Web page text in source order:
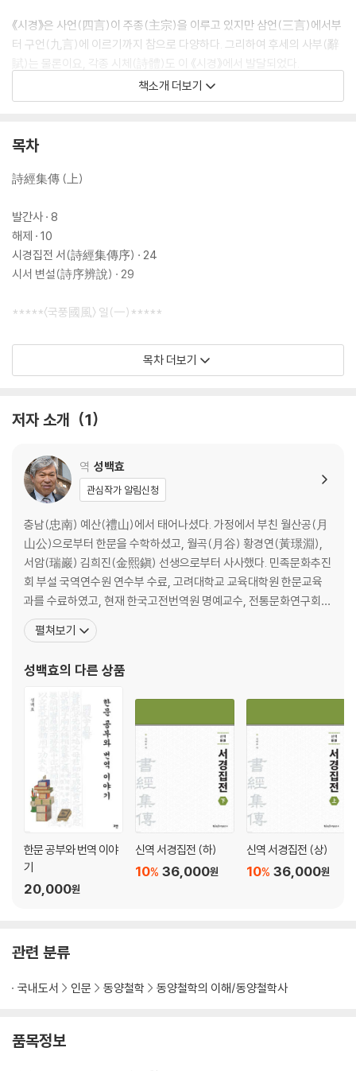
《시경》은 사언(四言)이 주종(主宗)을 이루고 있지만 삼언(三言)에서부
터 구언(九言)에 이르기까지 참으로 다양하다. 그리하여 후세의 사부(辭
賦)는 물론이요, 각종 시체(詩體)도 이 《시경》에서 발달되었다.
오늘날 우리가 《시경》을 공부함에 있어서는 굳이 주자설에만 집착할 필요
자의 《집전》에 입각(立脚)하여 경문(經文)을 완전히 파악한 다음 타당성
진다. 이렇게 함으로써 《시경》을 보다 쉽게 접근할 수 있으며, 또한 우리 선
책소개 더보기
목차
詩經集傳 (上)
발간사 · 8
해제 · 10
시경집전 서(詩經集傳序) · 24
시서 변설(詩序辨說) · 29
*****〈국풍國風〉 일(一)*****
〈주남(周南)〉 1-1[一之一]
3. 권이(卷耳) · 52
5. 종사(螽斯) · 57
6. 도요(桃夭) · 59
7. 토저(兎罝) · 62
8. 부이(芣苢) · 63
9. 한광(漢廣) · 65
10. 여분(汝墳) · 69
11. 린지지(麟之趾) · 72
〈소남(召南)〉 1-2[一之二]
2. 채번(采蘩) · 79
3. 초충(草蟲) · 81
4. 채빈(采蘋) · 83
7. 고양(羔羊) · 91
8. 은기뢰(殷其靁) · 93
9. 표유매(摽有梅) · 96
10. 소성(小星) · 97
11. 강유사(江有汜) · 100
12. 야유사균(野有死麕) · 102
13. 하피농의(何彼穠矣) · 104
〈패풍(邶風)〉 1-3[一之三]
1. 백주(柏舟) · 115
2. 녹의(綠衣) · 122
4. 일월(日月) · 128
목차 더보기
저자 소개 1
역 성백효
관심작가 알림신청
충남(忠南) 예산(禮山)에서 태어나셨다. 가정에서 부친 월산공(月
山公)으로부터 한문을 수학하셨고, 월곡(月谷) 황경연(黃璟淵),
서암(瑞巖) 김희진(金熙鎭) 선생으로부터 사사했다. 민족문화추진
회 부설 국역연수원 연수부 수료, 고려대학교 교육대학원 한문교육
과를 수료하였고, 현재 한국고전번역원 명예교수, 전통문화연구회
부회장을 역임하고 있으며, 사단법인 해동경사연구소 소장을 역임
중이다. 사서집주(四書集註), 『시경집전(詩經集傳)』, 『서경집전
『근사록집해(近思錄集解)』, 『심경부주(心經附註)』, 『통감절요
(通鑑節
펼쳐보기
성백효의 다른 상품
한문 공부와 번역 이야
기
20,000원
신역 서경집전 (하)
36,000원
10%
신역 서경집전 (상)
36,000원
10%
관련 분류
국내도서 인문 동양철학 동양철학의 이해/동양철학사
품목정보